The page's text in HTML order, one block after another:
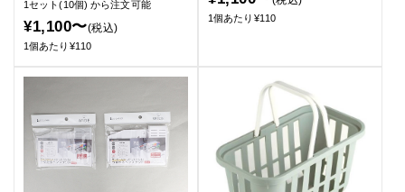
1セット(10個)から注文可能
¥1,100〜(税込)
1個あたり¥110
1個あたり¥110